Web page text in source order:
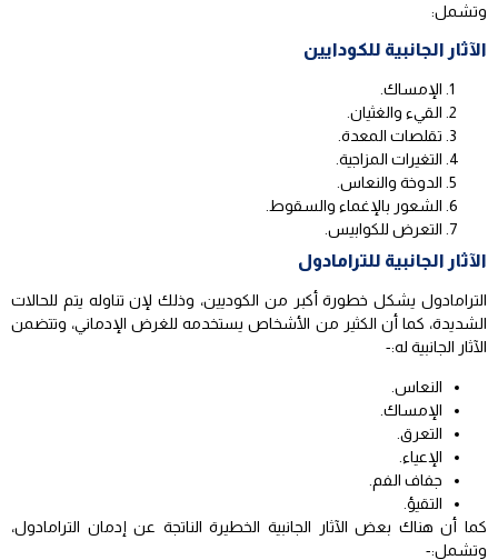
وتشمل:
الآثار الجانبية للكودايين
الإمساك.
القيء والغثيان.
تقلصات المعدة.
التغيرات المزاجية.
الدوخة والنعاس.
الشعور بالإغماء والسقوط.
التعرض للكوابيس.
الآثار الجانبية للترامادول
الترامادول يشكل خطورة أكبر من الكوديين، وذلك لإن تناوله يتم للحالات
الشديدة، كما أن الكثير من الأشخاص يستخدمه للغرض الإدماني، وتتضمن
الآثار الجانبية له:-
النعاس.
الإمساك.
التعرق.
الإعياء.
جفاف الفم.
التقيؤ.
كما أن هناك بعض الآثار الجانبية الخطيرة الناتجة عن إدمان الترامادول،
وتشمل:-